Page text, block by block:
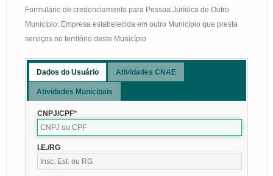
Formulário de credenciamento para Pessoa Jurídica de Outro
Município: Empresa estabelecida em outro Município que presta
serviços no território deste Município
Dados do Usuário Atividades CNAE
Atividades Municipais
CNPJ/CPF
I.E./RG